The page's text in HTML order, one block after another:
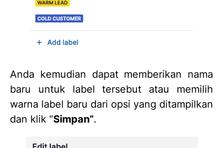
Anda kemudian dapat memberikan nama
baru untuk label tersebut atau memilih
warna label baru dari opsi yang ditampilkan
dan klik “Simpan”.